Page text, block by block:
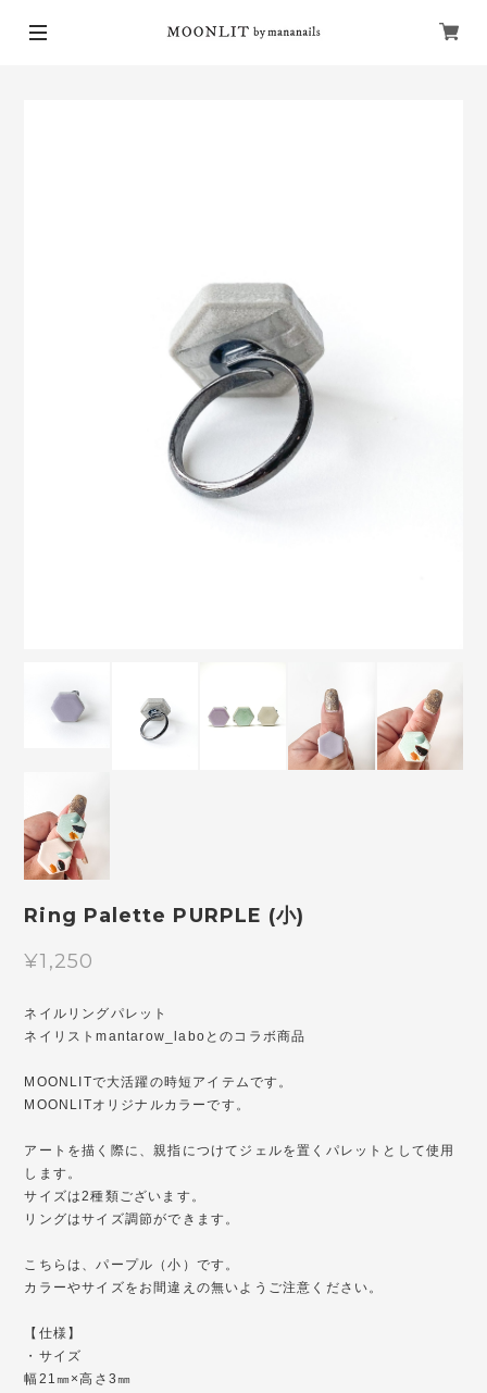
Ring Palette PURPLE (小)
¥1,250
ネイルリングパレット
ネイリストmantarow_laboとのコラボ商品
MOONLITで大活躍の時短アイテムです。
MOONLITオリジナルカラーです。
アートを描く際に、親指につけてジェルを置くパレットとして使用
します。
サイズは2種類ございます。
リングはサイズ調節ができます。
こちらは、パープル（小）です。
カラーやサイズをお間違えの無いようご注意ください。
【仕様】
・サイズ
幅21㎜×高さ3㎜